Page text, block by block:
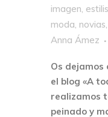
imagen,
moda, novias,
Anna Ámez
Os dejamos
el blog «A
realizamos
peinado y